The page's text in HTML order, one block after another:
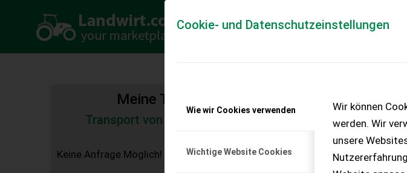
Cookie- und Datenschutzeinstellungen
Wie wir Cookies verwenden
Wichtige Website Cookies
Wir können
werden. Wir
unsere
Meine Transportkostenanfrage
Transport von Land- und Baumaschinen – KEINE
Keine Anfrage Möglich!